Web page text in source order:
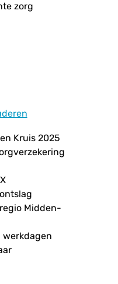
zorg
Kruis 2025
Midden-